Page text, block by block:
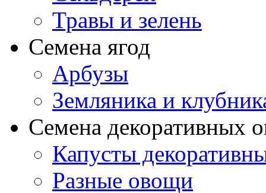
Травы и зелень
Семена ягод
Арбузы
Земляника и
Семена декоративных
Капусты
Разные овощи